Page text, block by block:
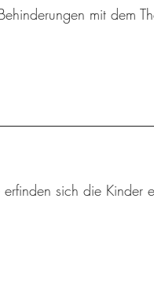
mit dem
sich die Kinder